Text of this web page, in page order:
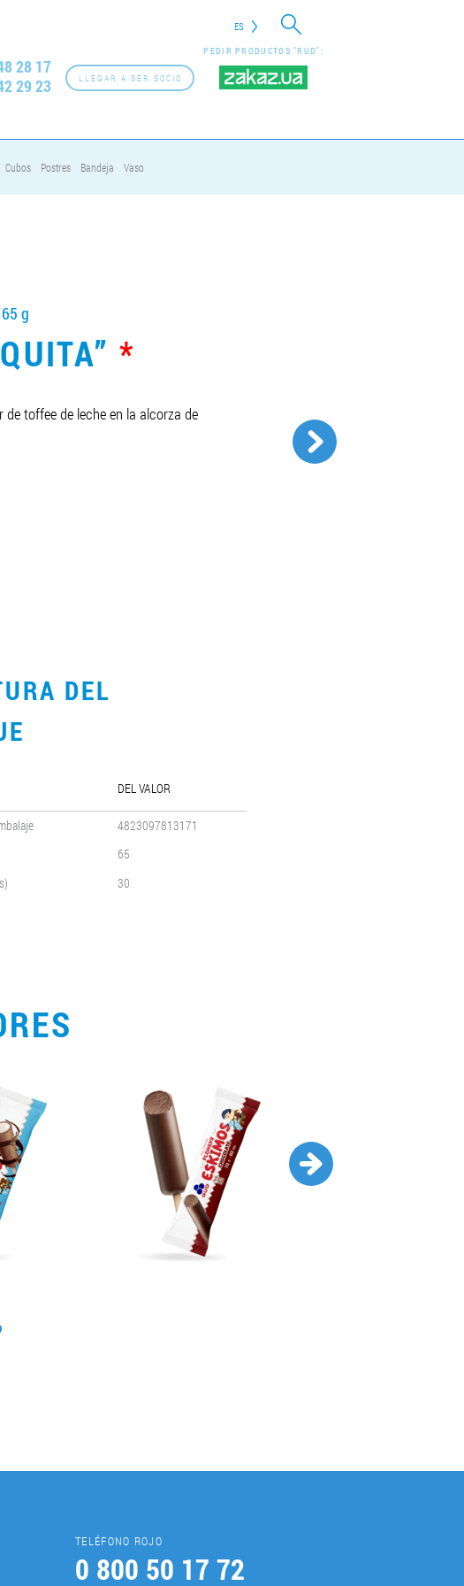
ES
PEDIR PRODUCTOS "RUD":
LLEGAR A SER SOCIO
28 17
29 23
Cubos Postres Bandeja Vaso
g
*
de toffee de leche en la alcorza de
DEL
DEL VALOR
4823097813171
65
30
TELÉFONO ROJO
0 800 50 17 72